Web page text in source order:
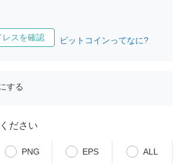
レスを確認 ビットコインってなに?
する
ださい
PNG EPS ALL